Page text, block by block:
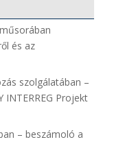
és az
szolgálatában –
INTERREG Projekt
– beszámoló a